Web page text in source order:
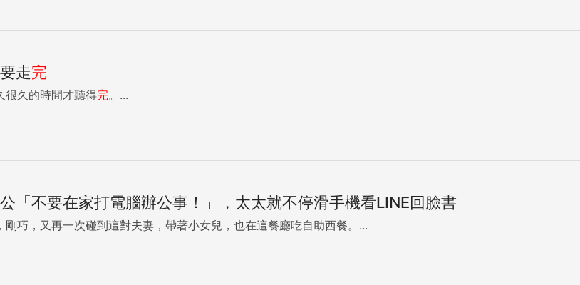
走完
很久的時間才聽得完。...
「不要在家打電腦辦公事！」，太太就不停滑手機看LINE回臉書
巧，又再一次碰到這對夫妻，帶著小女兒，也在這餐廳吃自助西餐。...